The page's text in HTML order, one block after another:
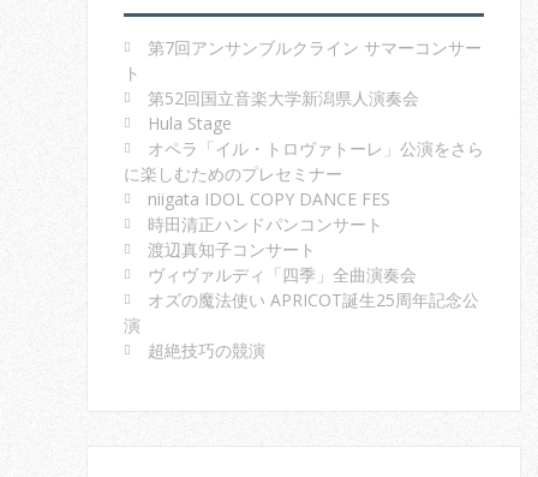
第7回アンサンブルクライン サマーコンサー
ト
第52回国立音楽大学新潟県人演奏会
Hula Stage
オペラ「イル・トロヴァトーレ」公演をさら
に楽しむためのプレセミナー
niigata IDOL COPY DANCE FES
時田清正ハンドパンコンサート
渡辺真知子コンサート
ヴィヴァルディ「四季」全曲演奏会
オズの魔法使い APRICOT誕生25周年記念公
演
超絶技巧の競演